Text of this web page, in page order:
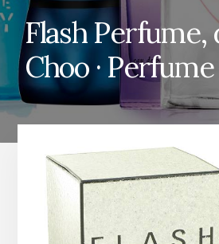
Flash Perfume,
Choo ·